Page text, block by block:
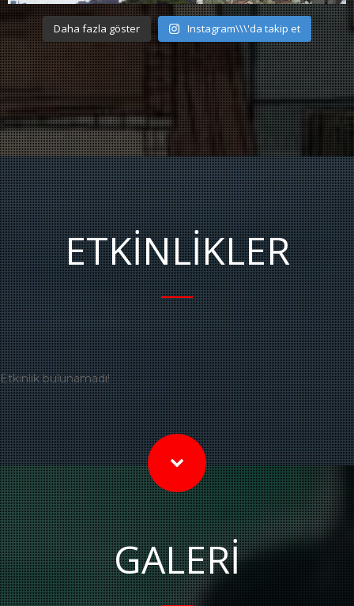
Daha fazla göster Instagram\\\'da takip et
ETKINLIKLER
Etkinlik bulunamadı!
GALERİ